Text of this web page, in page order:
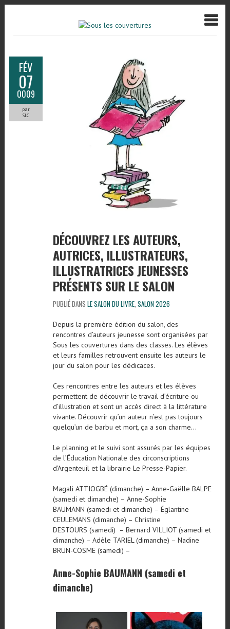
FÉV
07
0009
par
SLC
DÉCOUVREZ LES AUTEURS,
AUTRICES, ILLUSTRATEURS,
ILLUSTRATRICES JEUNESSES
PRÉSENTS SUR LE SALON
PUBLIÉ DANS LE SALON DU LIVRE, SALON 2026
Depuis la première édition du salon, des
rencontres d’auteurs jeunesse sont organisées par
Sous les couvertures dans des classes. Les élèves
et leurs familles retrouvent ensuite les auteurs le
jour du salon pour les dédicaces.
Ces rencontres entre les auteurs et les élèves
permettent de découvrir le travail d’écriture ou
d’illustration et sont un accès direct à la littérature
vivante. Découvrir qu’un auteur n’est pas toujours
quelqu’un de barbu et mort, ça a son charme…
Le planning et le suivi sont assurés par les équipes
de l’Éducation Nationale des circonscriptions
d’Argenteuil et la librairie Le Presse-Papier.
Magali ATTIOGBÉ (dimanche) – Anne-Gaëlle BALPE
(samedi et dimanche) – Anne-Sophie
BAUMANN (samedi et dimanche) – Églantine
CEULEMANS (dimanche) – Christine
DESTOURS (samedi) – Bernard VILLIOT (samedi et
dimanche) – Adèle TARIEL (dimanche) – Nadine
BRUN-COSME (samedi) –
Anne-Sophie BAUMANN (samedi et
dimanche)